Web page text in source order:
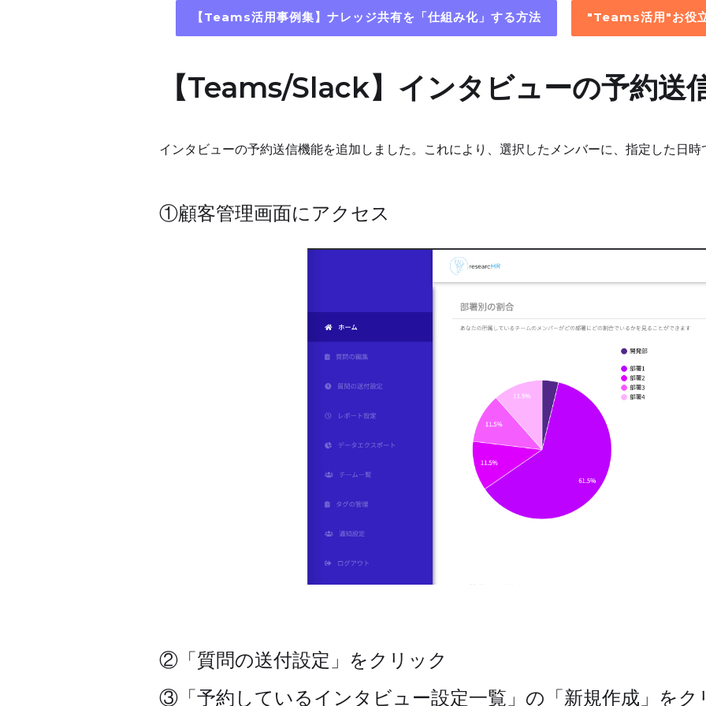
【Teams活用事例集】ナレッジ共有を「仕組み化」する方法 "Teams活用"お役
【Teams/Slack】インタビューの予約送
インタビューの予約送信機能を追加しました。これにより、選択したメンバーに、指定した日
①顧客管理画面にアクセス
②「質問の送付設定」をクリック
③「予約しているインタビュー設定一覧」の「新規作成」をク